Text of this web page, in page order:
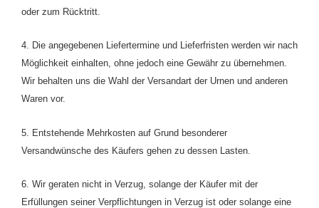
oder zum Rücktritt.
4. Die angegebenen Liefertermine und Lieferfristen werden wir nach
Möglichkeit einhalten, ohne jedoch eine Gewähr zu übernehmen.
Wir behalten uns die Wahl der Versandart der Urnen und anderen
Waren vor.
5. Entstehende Mehrkosten auf Grund besonderer
Versandwünsche des Käufers gehen zu dessen Lasten.
6. Wir geraten nicht in Verzug, solange der Käufer mit der
Erfüllungen seiner Verpflichtungen in Verzug ist oder solange eine